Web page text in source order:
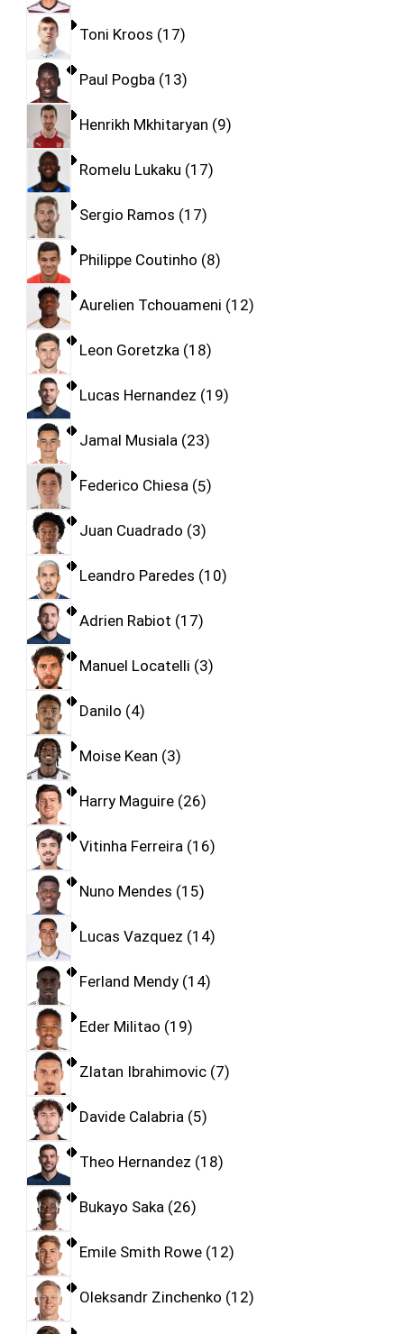
Toni Kroos 17
Paul Pogba 13
Henrikh Mkhitaryan 9
Romelu Lukaku 17
Sergio Ramos 17
Philippe Coutinho 8
Aurelien Tchouameni 12
Leon Goretzka 18
Lucas Hernandez 19
Jamal Musiala 23
Federico Chiesa 5
Juan Cuadrado 3
Leandro Paredes 10
Adrien Rabiot 17
Manuel Locatelli 3
Danilo 4
Moise Kean 3
Harry Maguire 26
Vitinha Ferreira 16
Nuno Mendes 15
Lucas Vazquez 14
Ferland Mendy 14
Eder Militao 19
Zlatan Ibrahimovic 7
Davide Calabria 5
Theo Hernandez 18
Bukayo Saka 26
Emile Smith Rowe 12
Oleksandr Zinchenko 12